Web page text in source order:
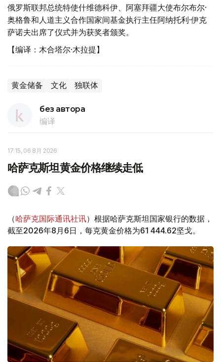
俄罗斯联邦总统特使什维德科伊、阿塞拜疆大使布尔布尔·
奥格鲁和人道主义合作国家间基金执行主任阿纳托利·伊克
萨诺夫出席了仪式并为获奖者颁奖。
【编译：木合塔尔·木拉提】
黄金储备 文化 独联体
без автора
编译
17:15, 06 8月 2026
哈萨克斯坦黄金价格继续走低
（哈萨克国际通讯社讯）根据哈萨克斯坦国家银行的数据，
截至2026年8月6日，每克黄金价格为61 444.62坚戈。